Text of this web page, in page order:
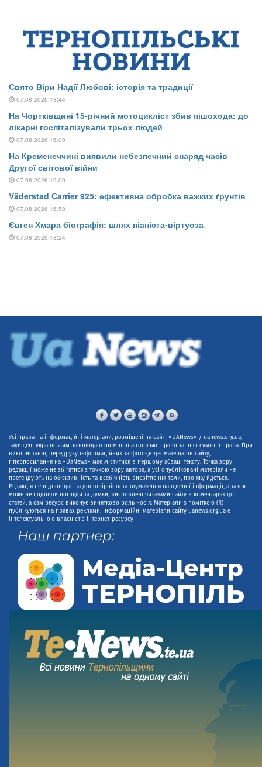
Усі права на інформаційні матеріали, розміщені на сайті «UANews» / uanews.org.ua,
захищені українським законодавством про авторське право та інші суміжні права. При
використанні, передруку інформаційних та фото-,відеоматеріалів сайту,
гіперпосилання на «UaNews» має міститися в першому абзаці тексту. Точка зору
редакції може не збігатися з точкою зору автора, а усі опубліковані матеріали не
претендують на об'єктивність та всебічність висвітлення теми, про яку йдеться.
Редакція не відповідає за достовірність та тлумачення наведеної інформації, а також
може не поділяти погляди та думки, висловлені читачами сайту в коментарях до
статей, а сам ресурс виконує винятково роль носія. Матеріали з поміткою (R)
публікуються на правах реклами. Інформаційні матеріали сайту uanews.org.ua є
інтелектуальною власністю інтернет-ресурсу